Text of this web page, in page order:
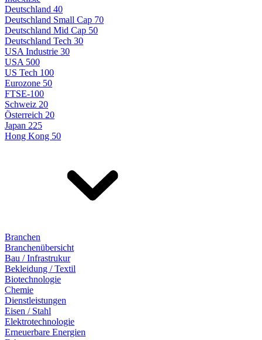
Deutschland 40
Deutschland Small Cap 70
Deutschland Mid Cap 50
Deutschland Tech 30
USA Industrie 30
USA 500
US Tech 100
Eurozone 50
FTSE-100
Schweiz 20
Österreich 20
Japan 225
Hong Kong 50
Branchen
Branchenübersicht
Bau / Infrastrukur
Bekleidung / Textil
Biotechnologie
Chemie
Dienstleistungen
Eisen / Stahl
Elektrotechnologie
Erneuerbare Energien